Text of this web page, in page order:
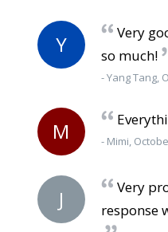
Y
Very
so much!
- Yang Tang,
M - Mimi,
J
Very
response